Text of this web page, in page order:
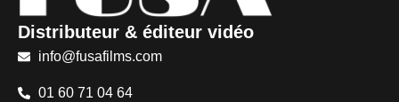
Distributeur & éditeur vidéo
info@fusafilms.com
01 60 71 04 64